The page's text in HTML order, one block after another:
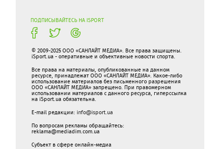
ПОДПИСЫВАЙТЕСЬ НА ISPORT
© 2009-2025 ООО «САНЛАЙТ МЕДИА». Все права защищены.
iSport.ua - оперативные и объективные новости спорта.
Все права на материалы, опубликованные на данном
ресурсе, принадлежат ООО «САНЛАЙТ МЕДИА». Какое-либо
использование материалов без письменного разрешения
ООО «САНЛАЙТ МЕДИА» запрещено. При правомерном
использовании материалов с данного ресурса, гиперссылка
на iSport.ua обязательна.
E-mail редакции: info@isport.ua
По вопросам рекламы обращайтесь:
reklama@mediadim.com.ua
Субъект в сфере онлайн-медиа